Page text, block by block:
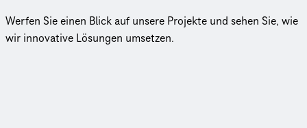
Werfen Sie einen Blick auf unsere Projekte und sehen Sie, wie
wir innovative Lösungen umsetzen.